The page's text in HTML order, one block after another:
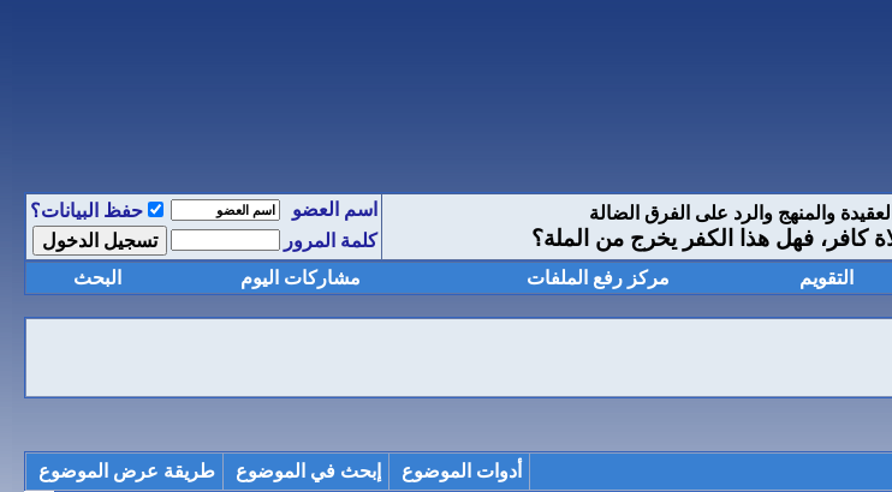
العقيدة والمنهج والرد على الفرق الضالة
كافر، فهل هذا الكفر يخرج من الملة؟
اسم العضو
حفظ البيانات؟
كلمة المرور
التقويم مركز رفع الملفات مشاركات اليوم البحث
أدوات الموضوع إبحث في الموضوع
طريقة عرض الموضوع